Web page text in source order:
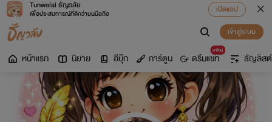
Tunwalai ธัญวลัย
เพื่อประสบการณ์ที่ดีกว่าบนมือถือ
เปิดแอป
เข้าสู่ระบบ
หน้าแรก นิยาย อีบุ๊ก การ์ตูน
มาใหม่
ดรีมแชท ธัญลิสต์